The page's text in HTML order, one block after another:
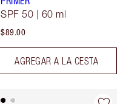
SPF 50 | 60 ml
$89.00
AGREGAR A LA CESTA